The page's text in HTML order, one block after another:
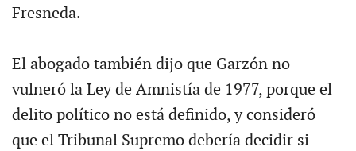
Fresneda.
El abogado también dijo que Garzón no
vulneró la Ley de Amnistía de 1977, porque el
delito político no está definido, y consideró
que el Tribunal Supremo debería decidir si